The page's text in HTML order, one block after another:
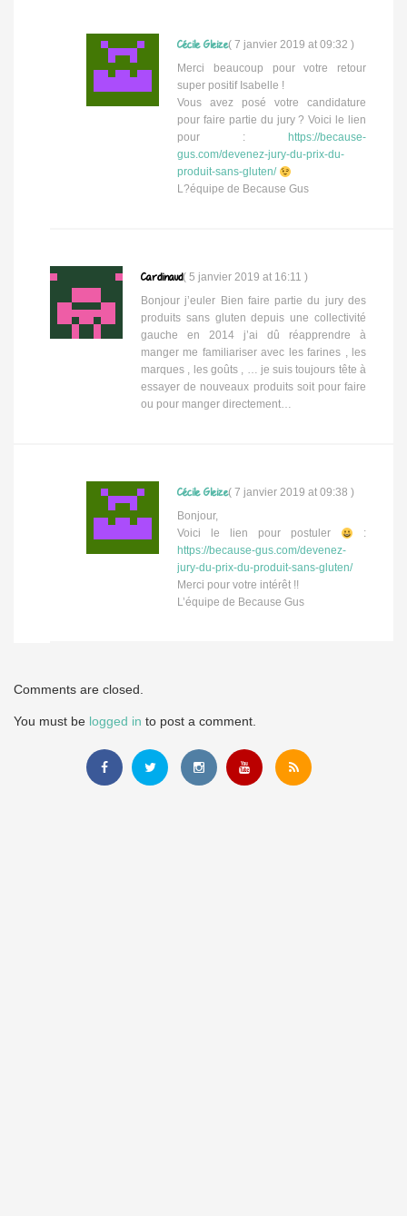
Cécile Gleize( 7 janvier 2019 at 09:32 )
Merci beaucoup pour votre retour
super positif Isabelle !
Vous avez posé votre candidature
pour faire partie du jury ? Voici le lien
pour :
https://because-
gus.com/devenez-jury-du-prix-du-
produit-sans-gluten/
L?équipe de Because Gus
Cardinaud( 5 janvier 2019 at 16:11 )
Bonjour j’euler Bien faire partie du jury des
produits sans gluten depuis une collectivité
gauche en 2014 j’ai dû réapprendre à
manger me familiariser avec les farines , les
marques , les goûts , … je suis toujours tête à
essayer de nouveaux produits soit pour faire
ou pour manger directement…
Cécile Gleize( 7 janvier 2019 at 09:38 )
Bonjour,
Voici le lien pour postuler
:
https://because-gus.com/devenez-
jury-du-prix-du-produit-sans-gluten/
Merci pour votre intérêt !!
L’équipe de Because Gus
Comments are closed.
You must be logged in to post a comment.